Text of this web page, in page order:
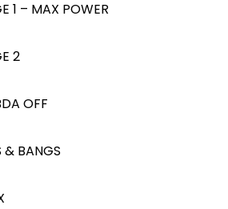
1 – MAX POWER
2
OFF
& BANGS